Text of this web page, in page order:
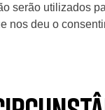
serão utilizados
nos deu o